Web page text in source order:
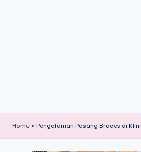
Home » Pengalaman Pasang Braces di